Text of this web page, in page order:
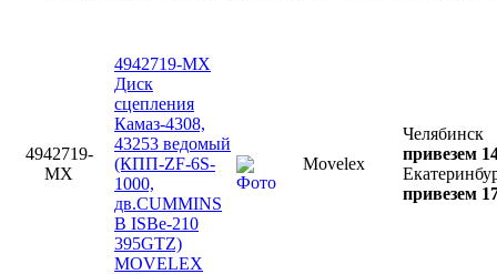
4942719-
MX
4942719-MX
Диск
сцепления
Камаз-4308,
43253 ведомый
(КПП-ZF-6S-
1000,
дв.CUMMINS
B ISBe-210
395GTZ)
MOVELEX
Movelex
Челябинск
привезем
привезем